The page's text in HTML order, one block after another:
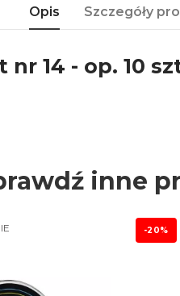
Opis Szczegóły
14 - op. 10
inne
-20%